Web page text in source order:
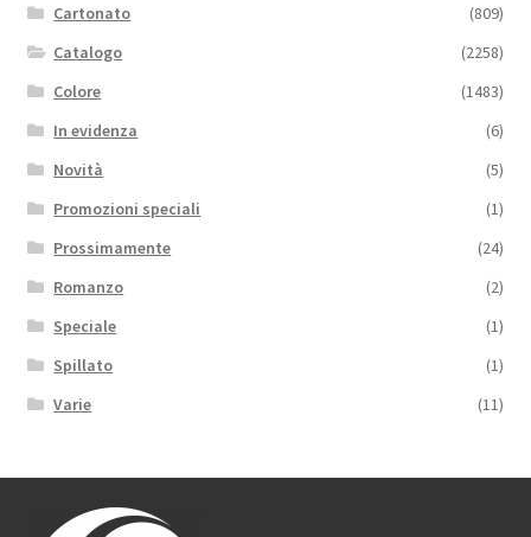
Cartonato
(809)
Catalogo
(2258)
Colore
(1483)
In evidenza
(6)
Novità
(5)
Promozioni speciali
(1)
Prossimamente
(24)
Romanzo
(2)
Speciale
(1)
Spillato
(1)
Varie
(11)